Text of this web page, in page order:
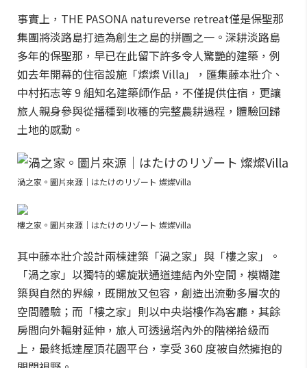
事實上，THE PASONA natureverse retreat僅是保聖那
集團將淡路島打造為創生之島的拼圖之一。深耕淡路島
多年的保聖那，早已在此留下許多令人驚艷的建築，例
如去年開幕的住宿設施「燦燦 Villa」，匯集藤本壯介、
中村拓志等 9 組知名建築師作品，不僅提供住宿，更讓
旅人親身參與從播種到收穫的完整農耕過程，體驗回歸
土地的感動。
渦之家。圖片來源｜はたけのリゾート 燦燦Villa
樓之家。圖片來源｜はたけのリゾート 燦燦Villa
其中藤本壯介設計兩棟建築「渦之家」與「樓之家」。
「渦之家」以獨特的螺旋狀通道連結內外空間，模糊建
築與自然的界線，既開放又包容，創造出流動多層次的
空間體驗；而「樓之家」則以中央塔樓作為客廳，其餘
房間向外輻射延伸，旅人可透過塔內外的階梯拾級而
上，最終抵達屋頂花園平台，享受 360 度被自然擁抱的